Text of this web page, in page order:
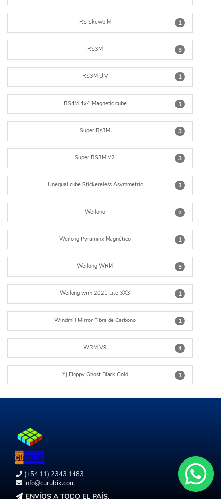
1
RS Skewb M
3
RS3M
1
RS3M U.V
1
RS4M 4x4 Magnetic cube
3
Super Rs3M
3
Super RS3M V2
1
Unequal cube Stickereless Asymmetric
2
Weilong
1
Weilong Pyraminx Magnético
3
Weilong WRM
1
Weilong wrm 2021 Lite 3X3
1
Windmill Mirror Fibra de Carbono
4
WRM V9
1
Yj Floppy Ghost Black Gold
(+54 11) 2343 1483
info@curubik.com
ENVÍOS A TODO EL PAÍS.